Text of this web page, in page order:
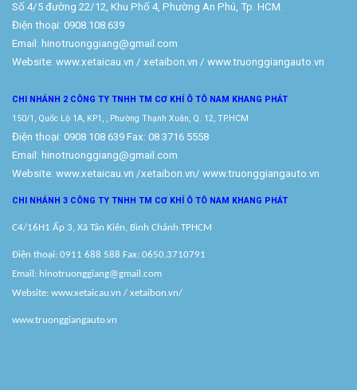
Số 4/5 đường 22/12, Khu Phố 4, Phường An Phú, Tp. HCM.
Điện thoại: 0908.108.639
Email: hinotruonggiang@gmail.com
Website: www.xetaicau.vn / xetaibon.vn / www.truonggiangauto.vn
CHI NHÁNH 2 CÔNG TY TNHH TM CƠ KHÍ Ô TÔ NAM KHANG PHÁT
150/1, Quốc Lộ 1A, KP1, , Phường Thạnh Xuân, Q. 12, TP.HCM
Điện thoại: 0908 108 639 Fax: 08 3716 5558
Email: hinotruonggiang@gmail.com
Website: www.xetaicau.vn /xetaibon.vn/ www.truonggiangauto.vn
CHI NHÁNH 3 CÔNG TY TNHH TM CƠ KHÍ Ô TÔ NAM KHANG PHÁT
C4/16H1 Ấp 3, Xã Tân Kiên, Bình Chánh TPHCM
Điện thoại: 0911 688 588 Fax: 0650.3710791
Email: hinotruonggiang@gmail.com
Website: www.xetaicau.vn / xetaibon.vn/
www.truonggiangauto.vn